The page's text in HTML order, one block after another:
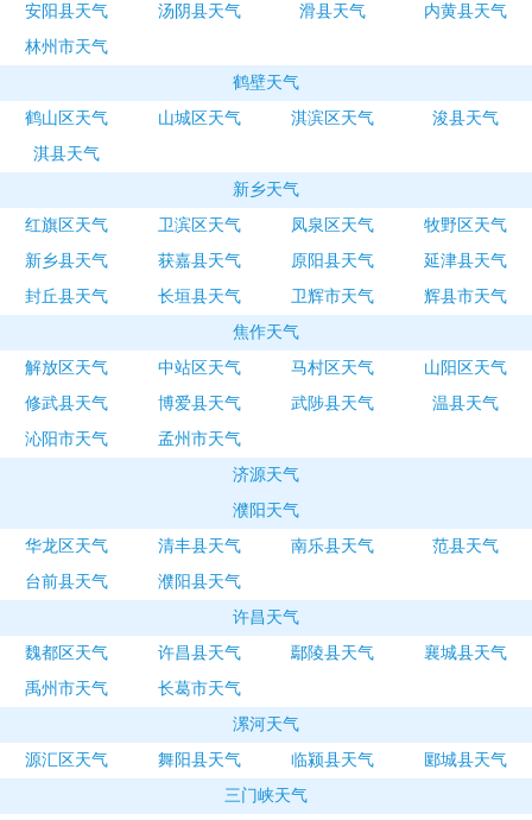
安阳县天气
汤阴县天气 滑县天气
内黄县天气
林州市天气
鹤壁天气
鹤山区天气
山城区天气 淇滨区天气
浚县天气
淇县天气
新乡天气
红旗区天气
卫滨区天气 凤泉区天气
牧野区天气
新乡县天气
获嘉县天气 原阳县天气
延津县天气
封丘县天气
长垣县天气 卫辉市天气
辉县市天气
焦作天气
解放区天气
中站区天气 马村区天气
山阳区天气
修武县天气
博爱县天气 武陟县天气
温县天气
沁阳市天气
孟州市天气
济源天气
濮阳天气
华龙区天气
清丰县天气 南乐县天气
范县天气
台前县天气
濮阳县天气
许昌天气
魏都区天气
许昌县天气 鄢陵县天气
襄城县天气
禹州市天气
长葛市天气
漯河天气
源汇区天气
舞阳县天气 临颍县天气
郾城县天气
三门峡天气